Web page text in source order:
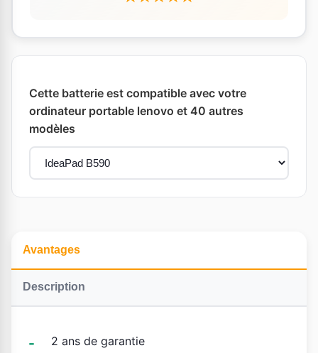
Cette batterie est compatible avec votre
ordinateur portable lenovo et 40 autres
modèles
Avantages
Description
2 ans de garantie